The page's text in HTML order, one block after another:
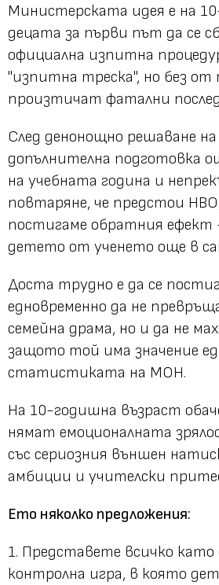
Министерската идея е на
децата за първи път да се
официална изпитна
"изпитна треска", но без от
произтичат фатални
След денонощно решаване
допълнителна подготовка
на учебната година и
повтаряне, че предстои
постигаме обратния
детето от ученето още в
Доста трудно е да се
едновременно да не
семейна драма, но и да не
защото той има значение
статистиката на МОН.
На 10-годишна възраст
нямат емоционалната
със сериозния външен
амбиции и учителски
Ето няколко предложения:
1. Представете всичко като
контролна игра, в която